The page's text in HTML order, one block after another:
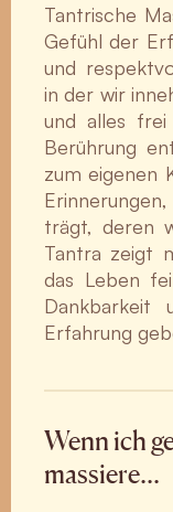
Tantrische
Gefühl der
und
in der wir
und alles
Berührung
zum eigenen
trägt, deren
Tantra zeigt
das Leben
Dankbarkeit
Erfahrung
Wenn ich
massiere…